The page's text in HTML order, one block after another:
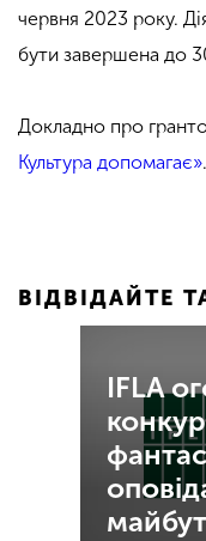
червня 2023 року.
бути завершена до
Докладно про
Культура допомагає».
ВІДВІДАЙТЕ
IFLA